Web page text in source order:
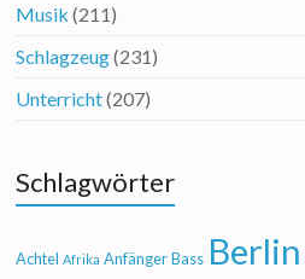
Musik (211)
Schlagzeug(231)
Unterricht(207)
Schlagwörter
Achtel Afrika Anfänger Bass Berlin